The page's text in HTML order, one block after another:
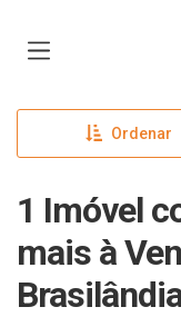
Ordenar
1 Imóvel
mais à